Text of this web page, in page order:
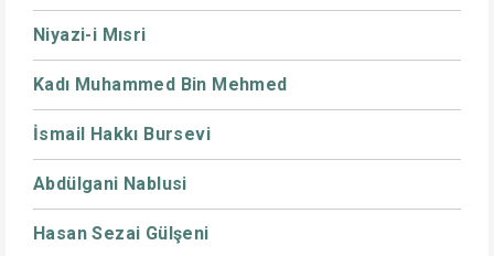
Niyazi-i Mısri
Kadı Muhammed Bin Mehmed
İsmail Hakkı Bursevi
Abdülgani Nablusi
Hasan Sezai Gülşeni